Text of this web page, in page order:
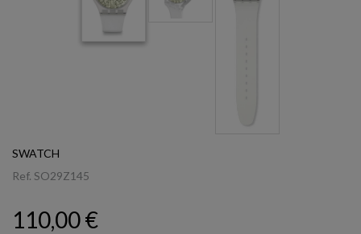
SWATCH
Ref. SO29Z145
110,00 €